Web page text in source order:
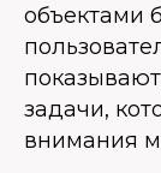
объектами
задачи,
внимания